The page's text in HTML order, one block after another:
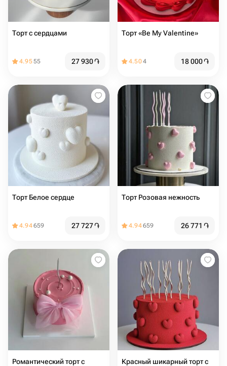
Торт с сердцами️
4.9555 27 930֏
Торт «Be My Valentine»
4.504 18 000֏
Торт Белое сердце
4.94659 27 727֏
Торт Розовая нежность
4.94659 26 771 ֏
Романтический торт с
Красный шикарный торт с